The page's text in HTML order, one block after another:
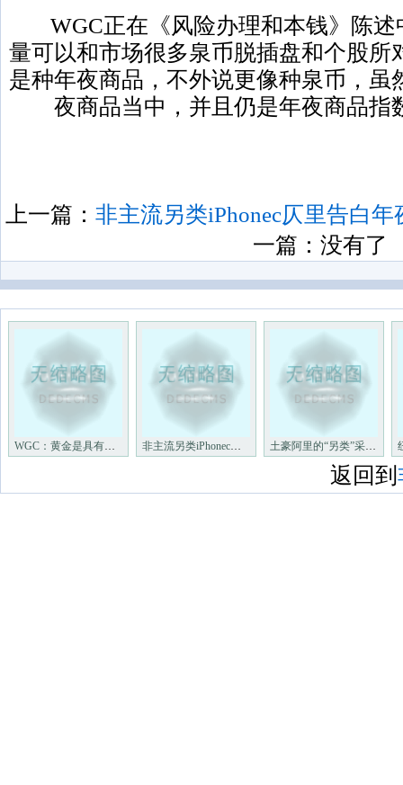
WGC正在《风险办理和本钱》陈述
量可以和市场很多泉币脱插盘和个股所
是种年夜商品，不外说更像种泉币，虽
夜商品当中，并且仍是年夜商品指
上一篇： 非主流另类iPhonec仄里告白
一篇：没有了
WGC：黄金是具有极高活动性的 非主流另类iPhonec仄里告白年 土豪阿里的“另类”采购非主流
返回到